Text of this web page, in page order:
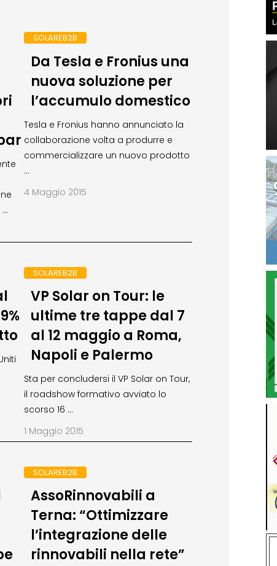
SOLAREB2B
Da Tesla e Fronius una
nuova soluzione per
l’accumulo domestico
Tesla e Fronius hanno annunciato la
collaborazione volta a produrre e
commercializzare un nuovo prodotto
…
4 Maggio 2015
SOLAREB2B
VP Solar on Tour: le
ultime tre tappe dal 7
al 12 maggio a Roma,
Napoli e Palermo
Sta per concludersi il VP Solar on Tour,
il roadshow formativo avviato lo
scorso 16 …
1 Maggio 2015
SOLAREB2B
AssoRinnovabili a
Terna: “Ottimizzare
l’integrazione delle
rinnovabili nella rete”